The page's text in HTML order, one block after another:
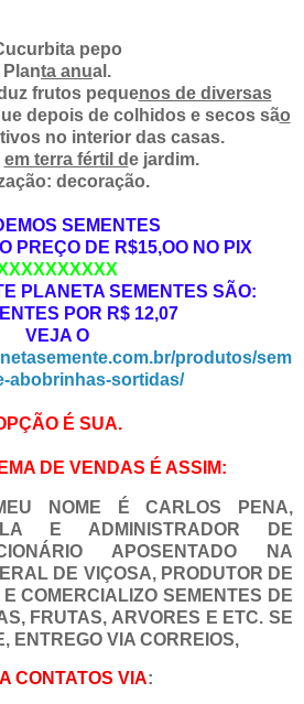
pepo
Planta anual.
frutos pequenos de diversas
depois de colhidos e secos são
no interior das casas.
em terra fértil de jardim.
decoração.
SEMENTES
PREÇO DE R$15,OO NO PIX
PLANETA SEMENTES SÃO:
POR R$ 12,07
VEJA O
produtos/sem
abobrinhas-sortidas/
É SUA.
DE VENDAS É ASSIM:
NOME É CARLOS PENA,
E ADMINISTRADOR DE
APOSENTADO NA
DE VIÇOSA, PRODUTOR DE
COMERCIALIZO SEMENTES DE
FRUTAS, ARVORES E ETC. SE
ENTREGO VIA CORREIOS,
CONTATOS VIA: